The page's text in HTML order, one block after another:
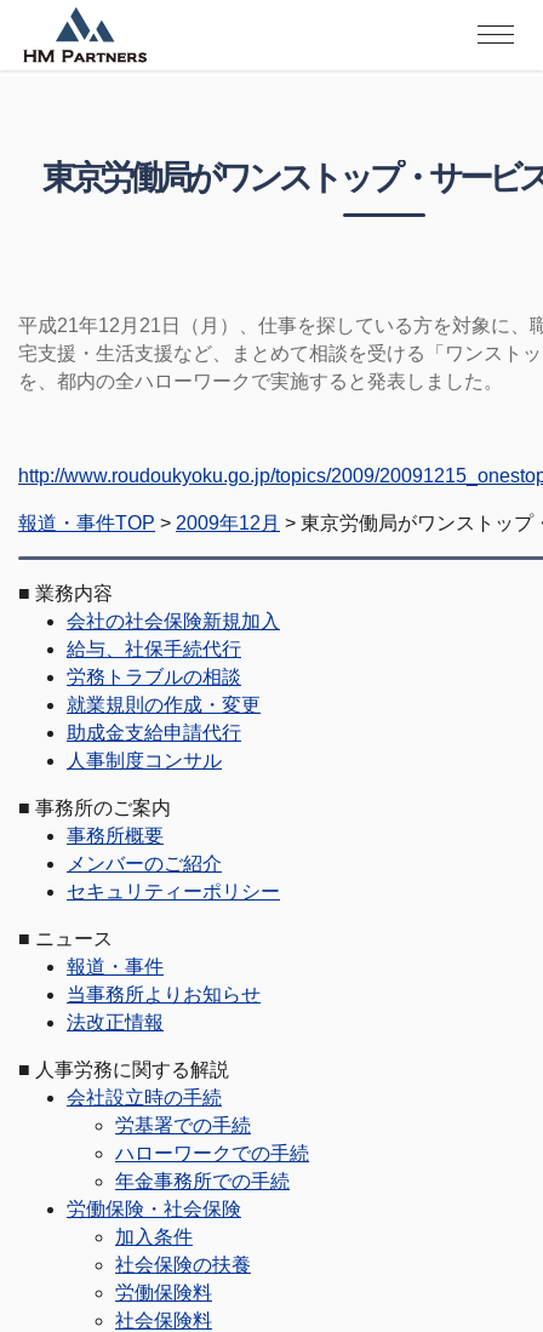
東京労働局がワンストップ・サービ
平成21年12月21日（月）、仕事を探している方を対象に、
宅支援・生活支援など、まとめて相談を受ける「ワンスト
を、都内の全ハローワークで実施すると発表しました。
http://www.roudoukyoku.go.jp/topics/2009/
報道・事件TOP > 2009年12月 > 東京労働局がワンストップ
■ 業務内容
会社の社会保険新規加入
給与、社保手続代行
労務トラブルの相談
就業規則の作成・変更
助成金支給申請代行
人事制度コンサル
■ 事務所のご案内
事務所概要
メンバーのご紹介
セキュリティーポリシー
■ ニュース
報道・事件
当事務所よりお知らせ
法改正情報
■ 人事労務に関する解説
会社設立時の手続
労基署での手続
ハローワークでの手続
年金事務所での手続
労働保険・社会保険
加入条件
社会保険の扶養
労働保険料
社会保険料